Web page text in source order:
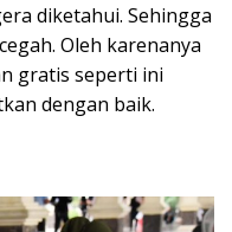
diketahui. Sehingga
Oleh karenanya
gratis seperti ini
dengan baik.